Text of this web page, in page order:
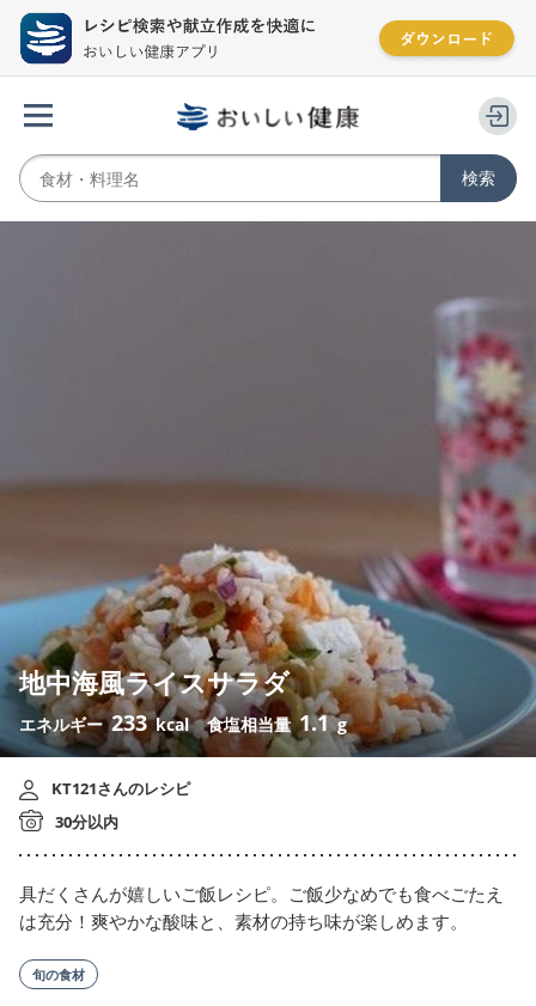
地中海風ライスサラダ
エネルギー233 kcal 食塩相当量 1.1 g
KT121さんのレシピ
30分以内
具だくさんが嬉しいご飯レシピ。ご飯少なめでも食べごたえ
は充分！爽やかな酸味と、素材の持ち味が楽しめます。
旬の食材